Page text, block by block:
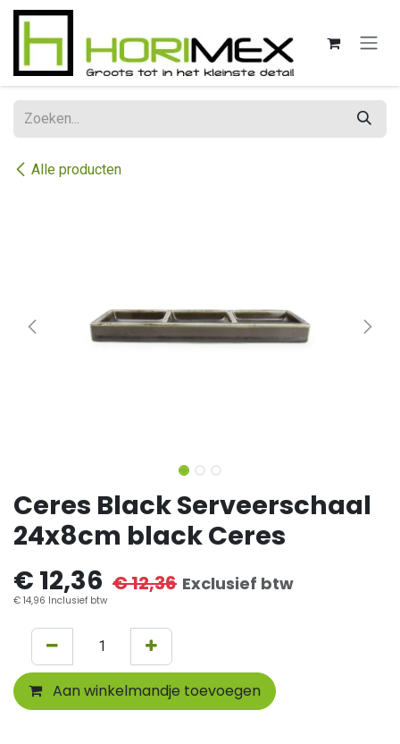
Overslaan naar inhoud
Alle producten
Ceres Black Serveerschaal
24x8cm black Ceres
€ 12,36 €12,36 Exclusief btw
€ 14,96 Inclusief btw
Aan winkelmandje toevoegen